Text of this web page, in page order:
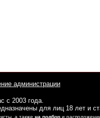
администрации
с 2003 года.
для лиц 18 лет и
а также на подбор и